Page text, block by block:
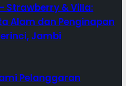
Strawberry & Villa:
Alam dan Penginapan
Jambi
Pelanggaran